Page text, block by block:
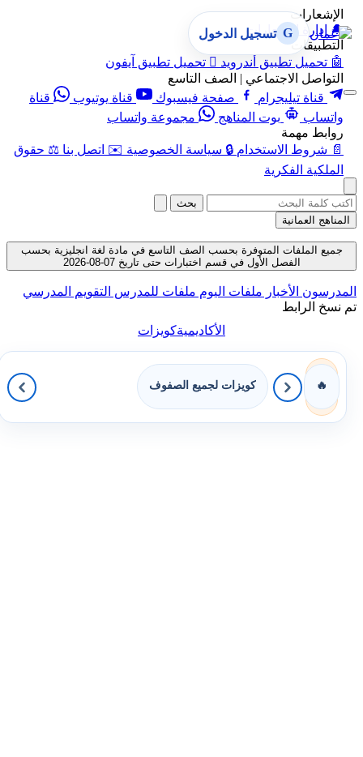
الإشعارات
🔔 إدارة الإشعارات
التطبيقات
🤖 تحميل تطبيق أندرويد  تحميل تطبيق آيفون
التواصل الاجتماعي | الصف التاسع
قناة تيليجرام
صفحة فيسبوك قناة يوتيوب
قناة
واتساب
بوت المناهج
مجموعة واتساب
روابط مهمة
📄 شروط الاستخدام 🔒 سياسة الخصوصية ✉️ اتصل بنا ⚖️ حقوق
الملكية الفكرية
G تسجيل الدخول
بحث
المناهج العمانية
جميع الملفات المتوفرة بحسب الصف التاسع في مادة لغة انجليزية بحسب
الفصل الأول في قسم اختبارات حتى تاريخ 07-08-2026
المدرسون الأخبار ملفات اليوم ملفات للمدرس التقويم المدرسي
تم نسخ الرابط
الأكاديميةكويزات
🔥 كويزات لجميع الصفوف